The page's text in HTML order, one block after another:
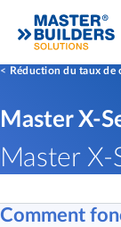
Réduction du taux de
Master X-
Master X-
Comment